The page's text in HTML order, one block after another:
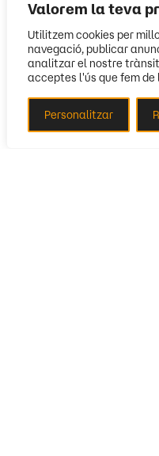
Valorem la teva
Utilitzem cookies per
navegació, publicar
analitzar el nostre
acceptes l'ús que fem de
Personalitzar